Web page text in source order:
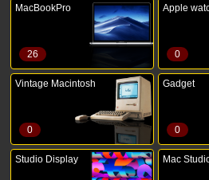
MacBookPro
26
Apple
0
Vintage Macintosh
0
Gadget
0
Studio Display Mac